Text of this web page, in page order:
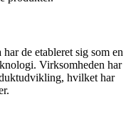
de etableret sig som en
Virksomheden har
hvilket har